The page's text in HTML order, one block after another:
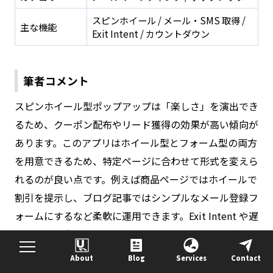
About Blog Services Contact
主な機能
スピンホイール / メール・SMS 取得 /
Exit Intent / カウントダウン
筆者コメント
スピンホイール型ポップアップは「楽しさ」を演出でき
るため、クーポン配布やリード獲得の効果が高い傾向が
あります。このアプリはホイール型とフォーム型の両方
を用意できるため、特定ページに合わせて形式を変えら
れるのが良い点です。例えば商品ページではホイールで
割引を提示し、ブログ記事ではシンプルなメール登録フ
ォームにするなど柔軟に運用できます。Exit Intent や遅
延表示の設定ができるので、表示タイミングの最適化も
しやすいです。多言語対応が非常に広く日本語も含まれ